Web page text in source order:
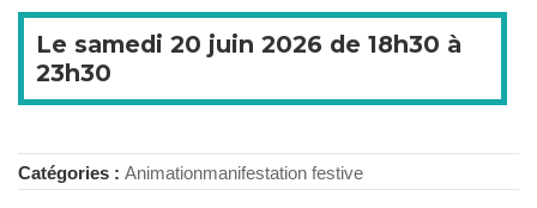
Le samedi 20 juin 2026 de 18h30 à
23h30
Catégories : Animationmanifestation festive